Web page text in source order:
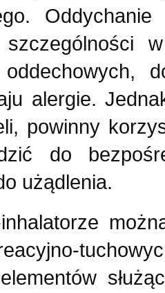
alergie.
powinny
do
użądlenia.